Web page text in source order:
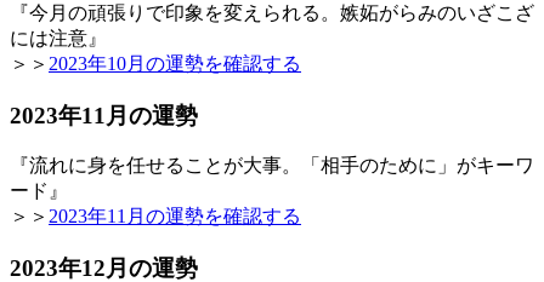
『今月の頑張りで印象を変えられる。嫉妬がらみのいざこざ
には注意』
＞＞ 2023年10月の運勢を確認する
2023年11月の運勢
『流れに身を任せることが大事。「相手のために」がキーワ
ード』
＞＞ 2023年11月の運勢を確認する
2023年12月の運勢